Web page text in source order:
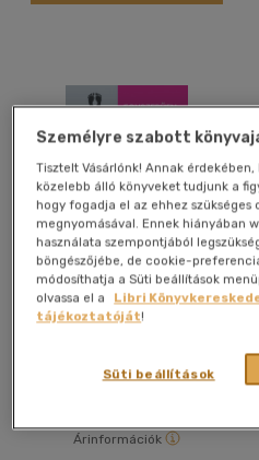
Magyar (191)
Angol (2)
Német(8)
Vélemény szerint
(7)
Excel 2019
Könyv
Árinformációk
Személyre szabott
Tisztelt Vásárlónk! Annak
közelebb álló könyveket tudjunk a
hogy fogadja el az ehhez szükséges
megnyomásával. Ennek hiányában
használata szempontjából
böngészőjébe, de cookie-
módosíthatja a Süti beállítások
olvassa el a
Libri
tájékoztatóját!
Süti beállítások